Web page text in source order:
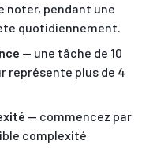
noter, pendant une
quotidiennement.
— une tâche de 10
représente plus de 4
— commencez par
complexité